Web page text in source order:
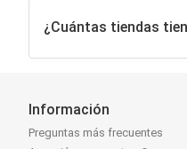
¿Cuántas tiendas
Información
Preguntas más frecuentes